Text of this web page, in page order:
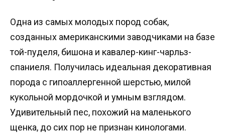
Одна из самых молодых пород собак,
созданных американскими заводчиками на базе
той-пуделя, бишона и кавалер-кинг-чарльз-
спаниеля. Получилась идеальная декоративная
порода с гипоаллергенной шерстью, милой
кукольной мордочкой и умным взглядом.
Удивительный пес, похожий на маленького
щенка, до сих пор не признан кинологами.